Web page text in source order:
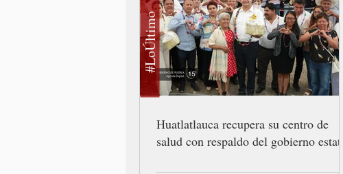
Huatlatlauca recupera su centro de
salud con respaldo del gobierno estatal
#LoÚltimo